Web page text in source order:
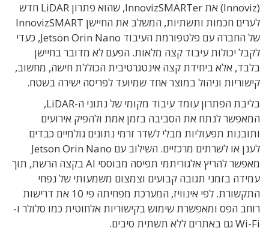
(Innoviz) את InnovizSMARTer, שהוא פתרון LiDAR חדש
לערים חכמות ותשתיות, המשלב את החיישן InnovizSMART
של החברה עם פלטפורמת העיבוד Jetson Orin Nano, כעדי
לקבל יכולות עיבוד קצה מלאות. הפעם לא מדובר בחיישן
בלבד, אלא ביחידת קצה אינטגרטיבית הכוללת חישה, מחשוב,
קישוריות וניהול במוצר אחד שמיועד לפריסה ישירה בשטח.
בליבת הפתרון עומד עיבוד מקומי של נתוני ה-LiDAR,
המאפשר לנתח את הסביבה בזמן אמת ולהפיק אירועים
ותובנות תפעוליות מבלי לשדר זרמי נתונים גולמיים כבדים
לענן או לשרתים מרכזיים. השילוב עם Jetson Orin Nano
מאפשר להריץ אלגוריתמי תפיסה מבוססי AI בקצה הרשת, תוך
עמידה בזמני תגובה קבועים וצמצום משמעותי של נפחי
התקשורת. לפי אינוויז, המערכת מפחיתה פי 10 את דרישות
רוחב הפס ומאפשרת שימוש בקישוריות אלחוטית כמו סלולר ו-
Wi-Fi גם באתרים ללא תשתית סיבים.